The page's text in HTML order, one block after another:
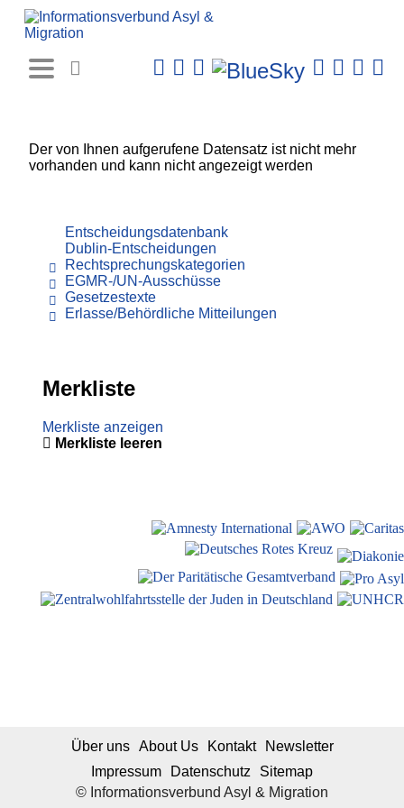
Der von Ihnen aufgerufene Datensatz ist nicht mehr
vorhanden und kann nicht angezeigt werden
Entscheidungsdatenbank
Dublin-Entscheidungen
Rechtsprechungskategorien
EGMR-/UN-Ausschüsse
Gesetzestexte
Erlasse/Behördliche Mitteilungen
Merkliste
Merkliste anzeigen
Merkliste leeren
© Informationsverbund Asyl & Migration
Über uns About Us Kontakt
Newsletter
Impressum
Datenschutz Sitemap